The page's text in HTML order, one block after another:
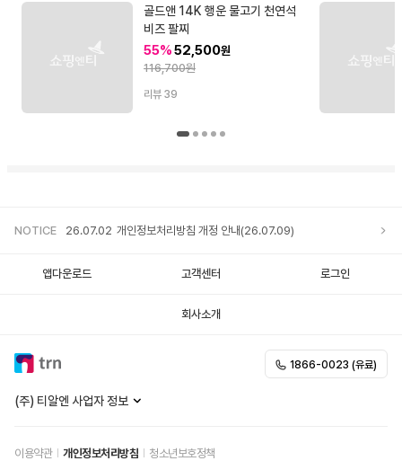
골드앤 14K 행운 물고기 천연석
비즈 팔찌
55%52,500원
116,700원
리뷰 39
NOTICE 26.07.02 개인정보처리방침 개정 안내(26.07.09)
앱다운로드 고객센터 로그인
회사소개
(주) 티알엔 사업자 정보
이용약관 개인정보처리방침
청소년보호정책
1866-0023 (유료)